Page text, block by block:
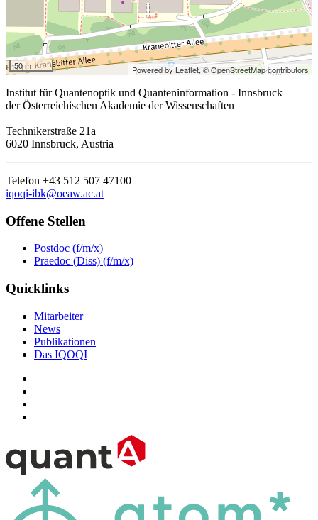
50 m Powered by Leaflet,© OpenStreetMap contributors
Institut für Quantenoptik und Quanteninformation - Innsbruck
der Österreichischen Akademie der Wissenschaften
Technikerstraße 21a
6020 Innsbruck, Austria
Telefon +43 512 507 47100
iqoqi-ibk@oeaw.ac.at
Offene Stellen
Postdoc (f/m/x)
Praedoc (Diss) (f/m/x)
Quicklinks
Mitarbeiter
News
Publikationen
Das IQOQI